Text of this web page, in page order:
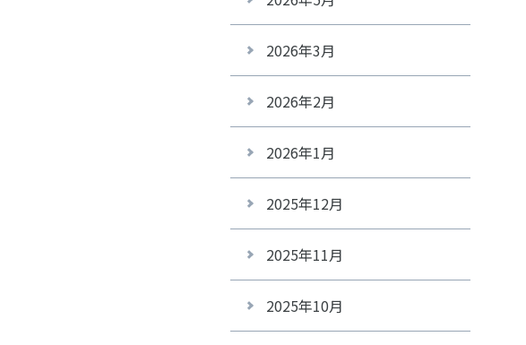
2026年3月
2026年2月
2026年1月
2025年12月
2025年11月
2025年10月